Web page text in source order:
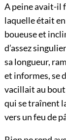
A peine avait-il
laquelle était
boueuse et
d’assez
sa longueur,
et informes, se
vacillait au bout
qui se traînent
vers un feu de